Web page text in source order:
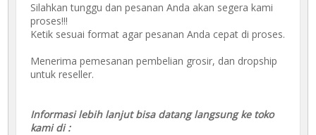
Silahkan tunggu dan pesanan Anda akan segera kami
proses!!!
Ketik sesuai format agar pesanan Anda cepat di proses.
Menerima pemesanan pembelian grosir, dan dropship
untuk reseller.
Informasi lebih lanjut bisa datang langsung ke toko
kami di :